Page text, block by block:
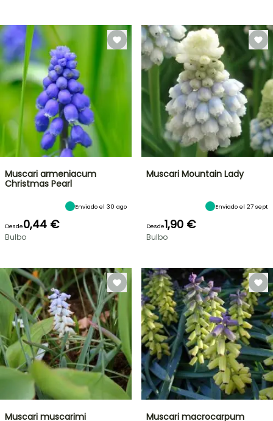
Muscari armeniacum
Christmas Pearl
Enviado el 30 ago
Desde0,44 €
Bulbo
Muscari Mountain Lady
Enviado el 27 sept
Desde1,90 €
Bulbo
Muscari muscarimi
Muscari macrocarpum